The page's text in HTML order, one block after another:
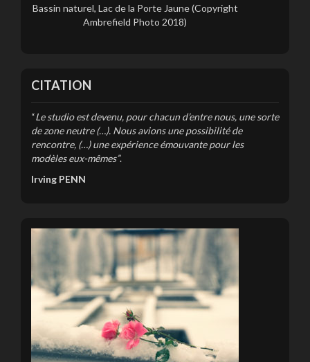
Bassin naturel, Lac de la Porte Jaune (Copyright
Ambrefield Photo 2018)
CITATION
“Le studio est devenu, pour chacun d’entre nous, une sorte
de zone neutre (…). Nous avions une possibilité de
rencontre, (…) une expérience émouvante pour les
modèles eux-mêmes”.
Irving PENN